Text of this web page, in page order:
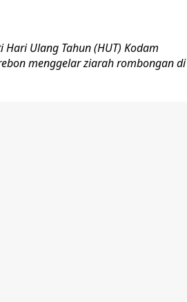
Ulang Tahun (HUT) Kodam
menggelar ziarah rombongan di